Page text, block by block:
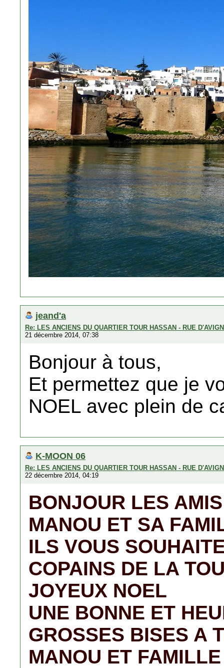
jeand'a
Re: LES ANCIENS DU QUARTIER TOUR HASSAN - RUE
21 décembre 2014, 07:38
Bonjour à tous,
Et permettez que je
NOEL avec plein de
K-MOON 06
Re: LES ANCIENS DU QUARTIER TOUR HASSAN - RUE
22 décembre 2014, 04:19
BONJOUR LES
MANOU ET SA
ILS VOUS
COPAINS DE LA
JOYEUX NOEL
UNE BONNE ET
GROSSES BISES A
MANOU ET FAMILLE